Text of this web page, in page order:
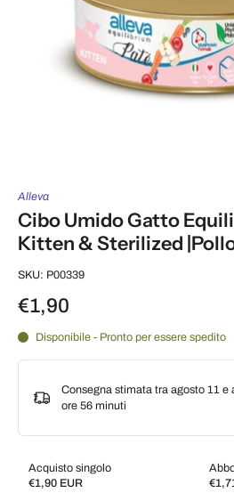
Alleva
Cibo Umido Gatto
Kitten & Sterilized
SKU: P00339
€1,90
Disponibile - Pronto per essere spedito
Consegna stimata tra agosto 11 e
ore 56 minuti
Acquisto singolo
€1,90 EUR